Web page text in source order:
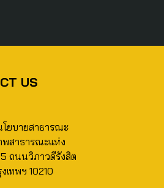
US
ยบายสาธารณะ
พสาธารณะแห่ง
ถนนวิภาวดีรังสิต
เทพฯ 10210